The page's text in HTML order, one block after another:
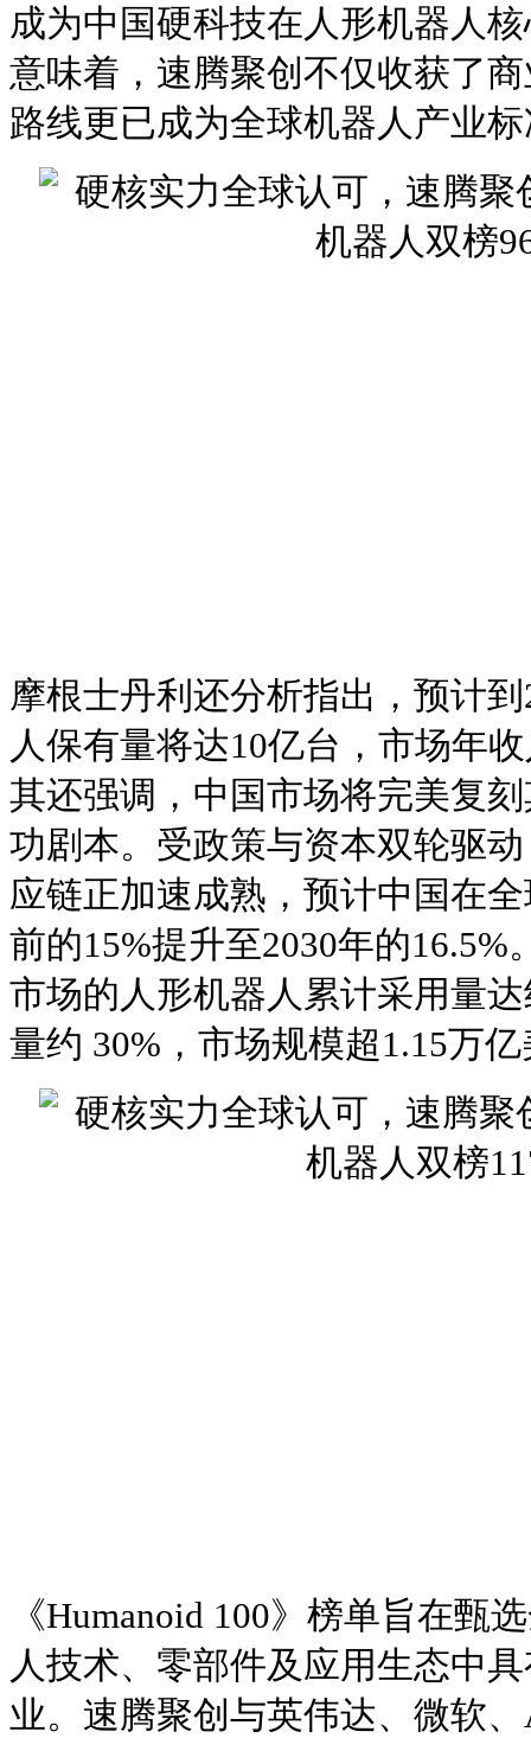
成为中国硬科技在人形机器人
意味着，速腾聚创不仅收获了
路线更已成为全球机器人产业
摩根士丹利还分析指出，预计
人保有量将达10亿台，市场年
其还强调，中国市场将完美复
功剧本。受政策与资本双轮驱
应链正加速成熟，预计中国在
前的15%提升至2030年的16.5%
市场的人形机器人累计采用量
量约 30%，市场规模超1.15万
《Humanoid 100》榜单旨在甄
人技术、零部件及应用生态中
业。速腾聚创与英伟达、微软